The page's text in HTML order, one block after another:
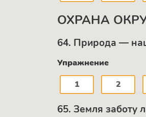
ОХРАНА
64. Природа —
Упражнение
1
2
65. Земля заботу